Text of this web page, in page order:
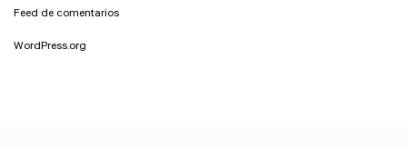
Feed de comentarios
WordPress.org